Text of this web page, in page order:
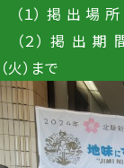
（１） 掲 出 場
（２） 掲 出 期
（火）まで